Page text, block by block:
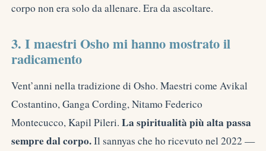
corpo non era solo da allenare. Era da ascoltare.
3. I maestri Osho mi hanno mostrato il
radicamento
Vent’anni nella tradizione di Osho. Maestri come Avikal
Costantino, Ganga Cording, Nitamo Federico
Montecucco, Kapil Pileri. La spiritualità più alta passa
sempre dal corpo.Il sannyas che ho ricevuto nel 2022 —